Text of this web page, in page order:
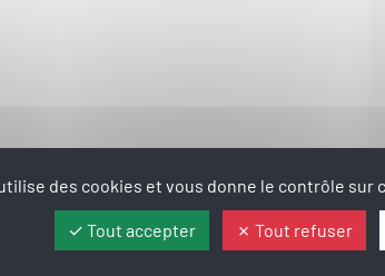
des cookies et vous donne le contrôle sur
Tout accepter Tout refuser